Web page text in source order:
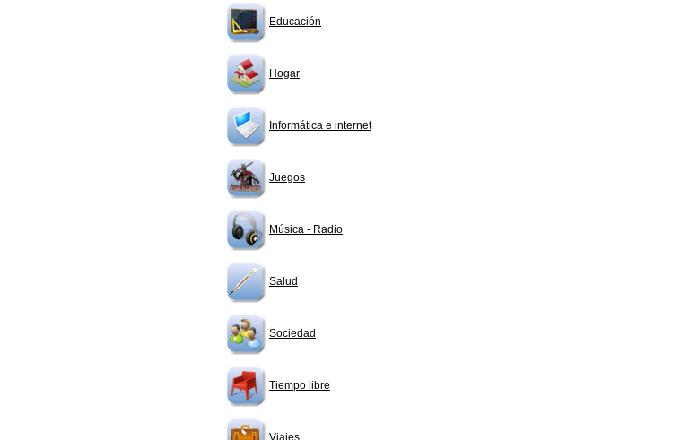
Educación
Hogar
Informática e internet
Juegos
Música - Radio
Salud
Sociedad
Tiempo libre
Viajes